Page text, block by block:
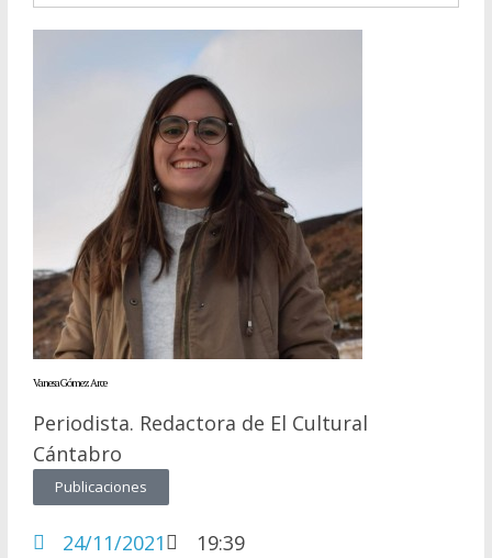
Vanesa Gómez Arce
Periodista. Redactora de El Cultural
Cántabro
Publicaciones
24/11/2021 19:39